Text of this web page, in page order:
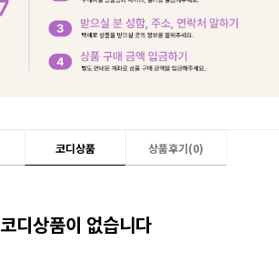
코디상품 상품후기(0)
코디상품이 없습니다